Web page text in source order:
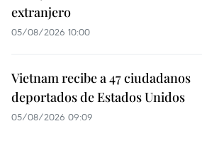
extranjero
05/08/2026 10:00
Vietnam recibe a 47 ciudadanos
deportados de Estados Unidos
05/08/2026 09:09